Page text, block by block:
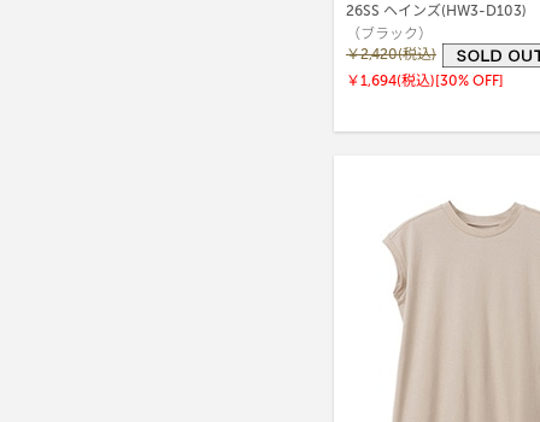
26SS ヘインズ(HW3-D103)
（ブラック）
￥2,420(税込)
￥1,694(税込)[30% OFF]